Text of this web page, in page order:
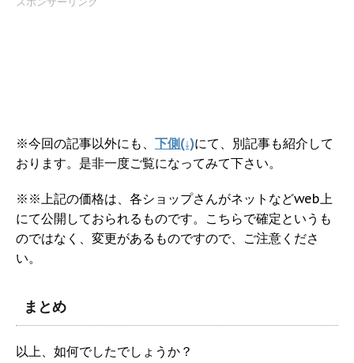
※今回の記事以外にも、 下側(↓)にて、別記事も紹介して
おります。是非一度ご覧になってみて下さい。
※※上記の価格は、各ショップさんがネットなどweb上
にて公開しておられるものです。こちらで確定というも
のではなく、変更があるものですので、ご注意くださ
い。
まとめ
以上、如何でしたでしょうか？